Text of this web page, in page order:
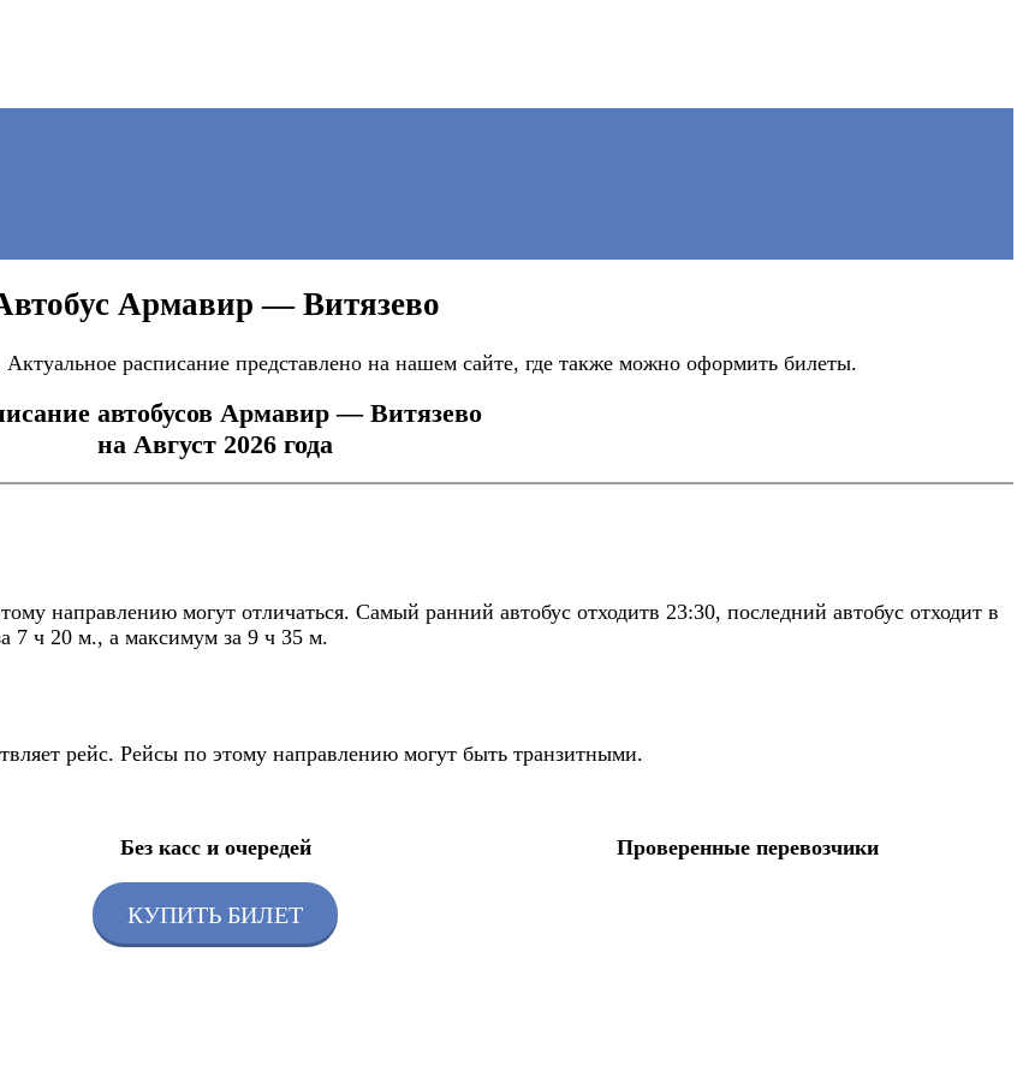
Армавир — Витязево
расписание представлено на нашем сайте, где также можно оформить билеты.
автобусов Армавир — Витязево
на Август 2026 года
направлению могут отличаться. Самый ранний автобус отходитв 23:30, последний автобус отходит в
7 ч 20 м., а максимум за 9 ч 35 м.
рейс. Рейсы по этому направлению могут быть транзитными.
Без касс и очередей Проверенные перевозчики
КУПИТЬ БИЛЕТ